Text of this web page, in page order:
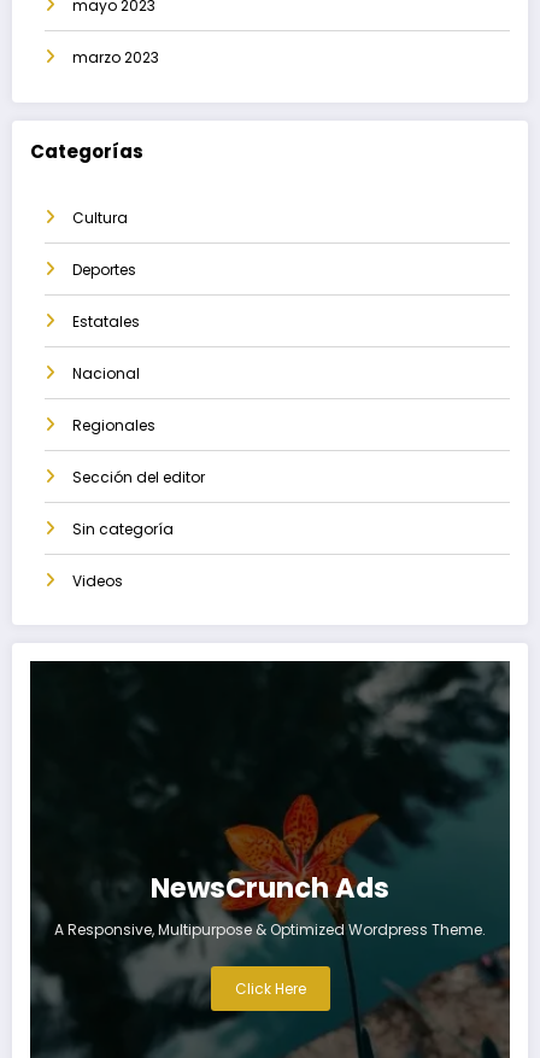
mayo 2023
marzo 2023
Categorías
Cultura
Deportes
Estatales
Nacional
Regionales
Sección del editor
Sin categoría
Videos
NewsCrunch Ads
A Responsive, Multipurpose & Optimized Wordpress Theme.
Click Here